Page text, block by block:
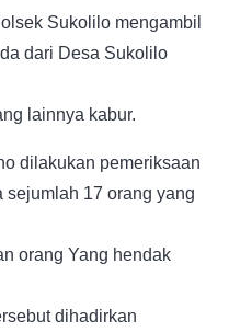
Sukolilo mengambil
dari Desa Sukolilo
lainnya kabur.
dilakukan pemeriksaan
sejumlah 17 orang yang
orang Yang hendak
dihadirkan